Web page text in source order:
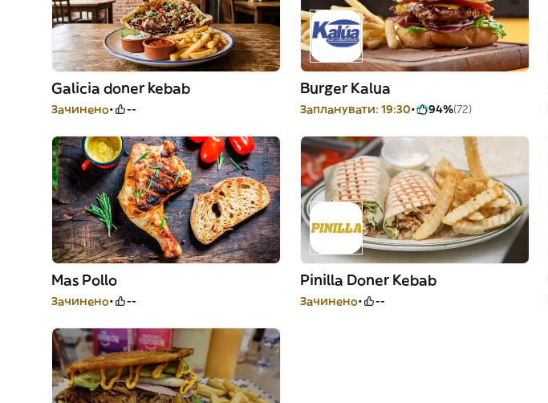
Galicia doner kebab
Зачинено --
Burger Kalua
Запланувати: 19:30 94%(72)
Mas Pollo
Зачинено --
Pinilla Doner Kebab
Зачинено --